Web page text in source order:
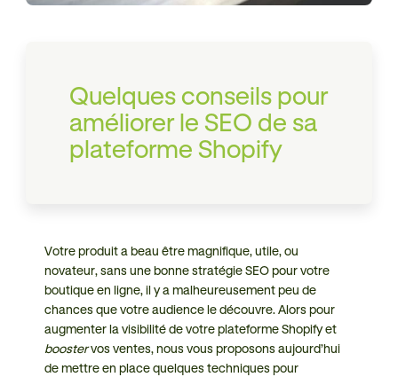
Quelques conseils pour
améliorer le SEO de sa
plateforme Shopify
Votre produit a beau être magnifique, utile, ou
novateur, sans une bonne stratégie SEO pour votre
boutique en ligne, il y a malheureusement peu de
chances que votre audience le découvre. Alors pour
augmenter la visibilité de votre plateforme Shopify et
boostervos ventes, nous vous proposons aujourd’hui
de mettre en place quelques techniques pour